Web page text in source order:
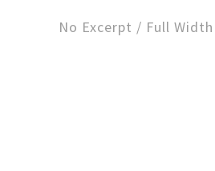
No Excerpt / Full